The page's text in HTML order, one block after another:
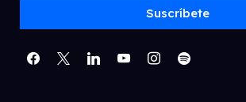
Suscríbete